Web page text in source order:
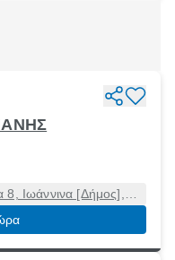
Ιωάννινα [Δήμος],